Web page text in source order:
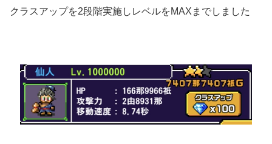
クラスアップを2段階実施しレベルをMAXまでしました